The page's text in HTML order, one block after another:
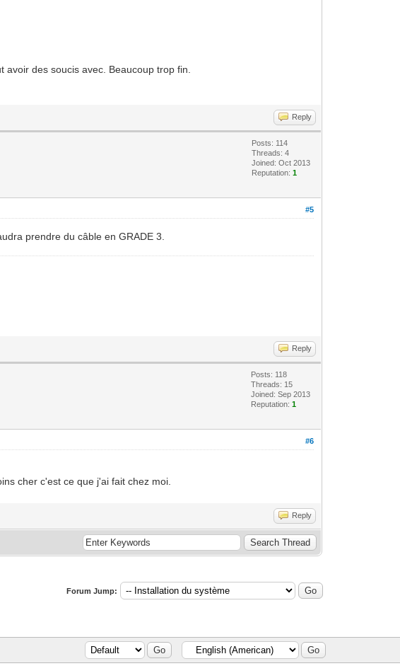
des soucis avec. Beaucoup trop fin.
Reply
Posts: 114
Threads: 4
Joined: Oct 2013
Reputation:1
#5
prendre du câble en GRADE 3.
Reply
Posts: 118
Threads: 15
Joined: Sep 2013
Reputation:1
#6
cher c'est ce que j'ai fait chez moi.
Reply
Forum Jump: